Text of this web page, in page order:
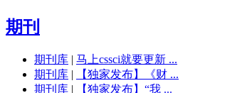
期刊
期刊库 | 马上cssci就要更新 ...
期刊库 |
【独家发布】《财 ...
期刊库 |
【独家发布】“我 ...